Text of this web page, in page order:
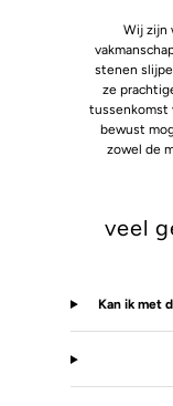
Wij zijn
stenen
ze
tussenkomst
bewust
zowel de
veel
Kan ik met